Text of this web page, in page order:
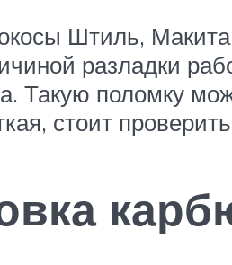
Штиль,
разладки
Такую поломку
стоит